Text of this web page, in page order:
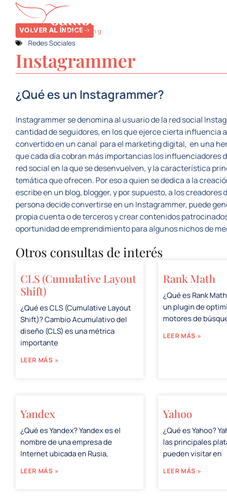
VOLVER AL ÍNDICE
Redes Sociales
Instagrammer
¿Qué es un Instagrammer?
Instagrammer se denomina al usuario de la red social
cantidad de seguidores, en los que ejerce cierta influencia
convertido en un canal para el marketing digital, en una
que cada día cobran más importancias los influenciadores
red social en la que se desenvuelven, y la característica
temática que ofrecen. Por eso a quien se dedica a la
escribe en un blog, blogger, y por supuesto, a los
persona decide convertirse en un Instagrammer, puede
propia cuenta o de terceros y crear contenidos
oportunidad de emprendimiento para algunos nichos de
Otros consultas de interés
CLS (Cumulative Layout
Shift)
¿Qué es CLS (Cumulative Layout
Shift)? Cambio Acumulativo del
diseño (CLS) es una métrica
importante
LEER MÁS »
Rank Math
¿Qué es Rank
un plugin de
motores de
LEER MÁS »
Yandex
¿Qué es Yandex? Yandex es el
nombre de una empresa de
Internet ubicada en Rusia,
LEER MÁS »
Yahoo
¿Qué es Yahoo?
las principales
pueden visitar en
LEER MÁS »